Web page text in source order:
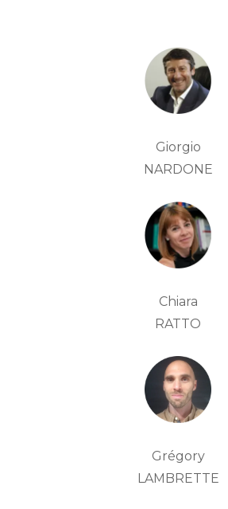
Giorgio
NARDONE
Chiara
RATTO
Grégory
LAMBRETTE